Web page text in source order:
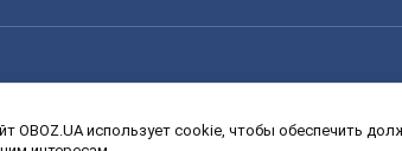
3 класс 4 класс 5 класс 6 класс 7
OBOZ.UA использует cookie, чтобы обеспечить